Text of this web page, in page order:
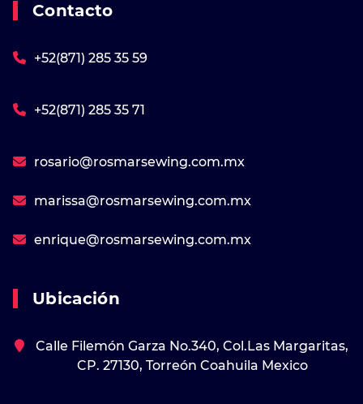
Contacto
+52(871) 285 35 59
+52(871) 285 35 71
rosario@rosmarsewing.com.mx
marissa@rosmarsewing.com.mx
enrique@rosmarsewing.com.mx
Ubicación
Calle Filemón Garza No.340, Col.Las Margaritas,
CP. 27130, Torreón Coahuila Mexico